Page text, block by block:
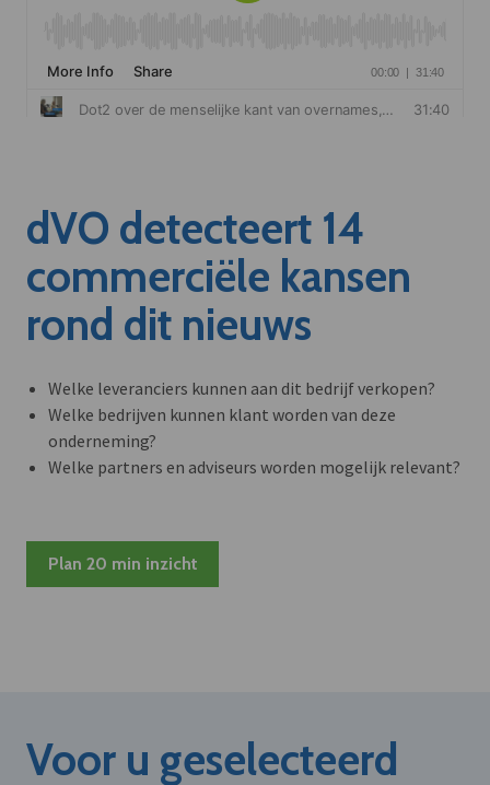
dVO detecteert 14
commerciële kansen
rond dit nieuws
Welke leveranciers kunnen aan dit bedrijf verkopen?
Welke bedrijven kunnen klant worden van deze
onderneming?
Welke partners en adviseurs worden mogelijk relevant?
Plan 20 min inzicht
Voor u geselecteerd